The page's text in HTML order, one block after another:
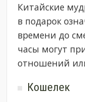
Китайские
в подарок
времени до
часы могут
отношений
Кошелек